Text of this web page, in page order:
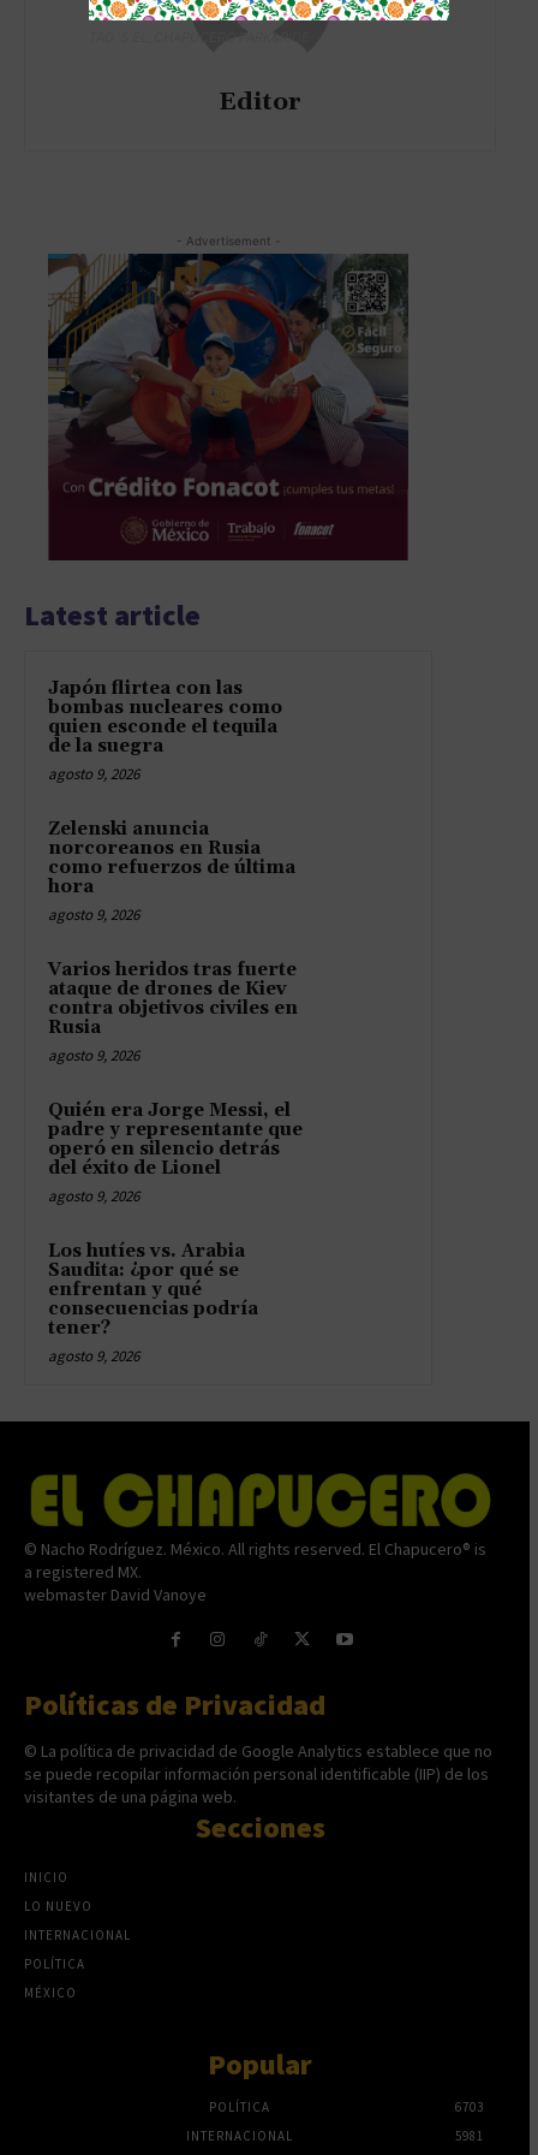
Editor
- Advertisement -
Latest article
Japón flirtea con las
bombas nucleares como
quien esconde el tequila
de la suegra
agosto 9, 2026
Zelenski anuncia
norcoreanos en Rusia
como refuerzos de última
hora
agosto 9, 2026
Varios heridos tras fuerte
ataque de drones de Kiev
contra objetivos civiles en
Rusia
agosto 9, 2026
Quién era Jorge Messi, el
padre y representante que
operó en silencio detrás
del éxito de Lionel
agosto 9, 2026
Los hutíes vs. Arabia
Saudita: ¿por qué se
enfrentan y qué
consecuencias podría
tener?
agosto 9, 2026
© Nacho Rodríguez. México. All rights reserved. El Chapucero® is
a registered MX.
webmaster David Vanoye
Políticas de Privacidad
© La política de privacidad de Google Analytics establece que no
se puede recopilar información personal identificable (IIP) de los
visitantes de una página web.
Secciones
INICIO
LO NUEVO
INTERNACIONAL
POLÍTICA
MÉXICO
Popular
POLÍTICA
6703
INTERNACIONAL
5981